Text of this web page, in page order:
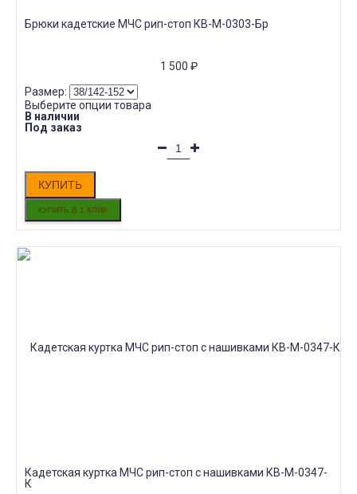
Брюки кадетские МЧС рип-стоп КВ-M-0303-Бр
1 500 ₽
Размер:
Выберите опции товара
В наличии
Под заказ
КУПИТЬ
Кадетская куртка МЧС рип-стоп с нашивками КВ-M-0347-
К